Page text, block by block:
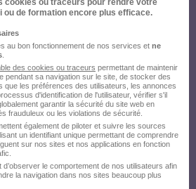
candidature !
ou de formation encore plus efficace.
au bon fonctionnement de nos services et ne
des cookies ou traceurs permettant de maintenir
pendant sa navigation sur le site, de stocker des
que les préférences des utilisateurs, les annonces
d'identification de l'utilisateur, vérifier s'il
garantir la sécurité du site web en
frauduleux ou les violations de sécurité.
également de piloter et suivre les sources
un identifiant unique permettant de comprendre
sur nos sites et nos applications en fonction
le comportement de nos utilisateurs afin
la navigation dans nos sites beaucoup plus